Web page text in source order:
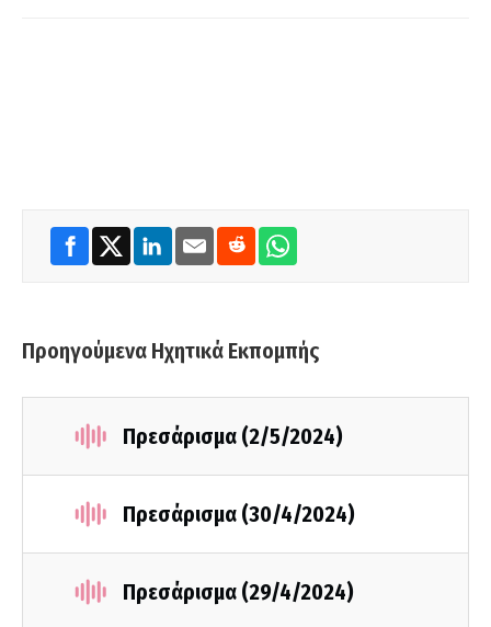
Προηγούμενα Ηχητικά Εκπομπής
Πρεσάρισμα (2/5/2024)
Πρεσάρισμα (30/4/2024)
Πρεσάρισμα (29/4/2024)